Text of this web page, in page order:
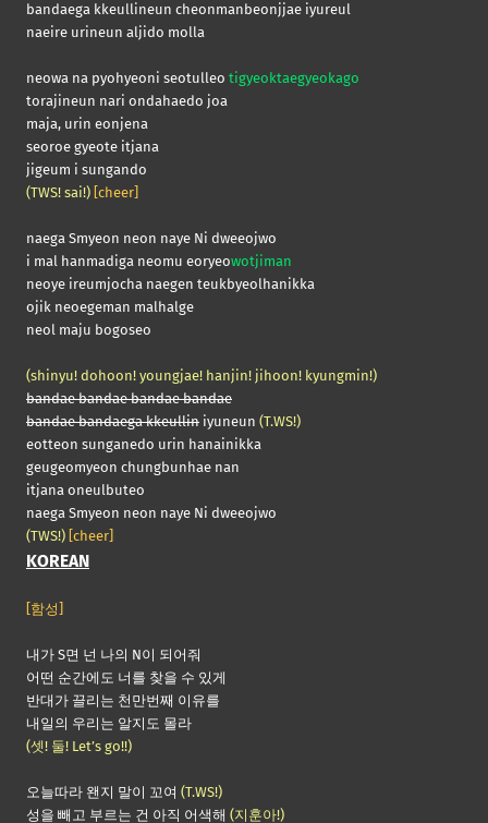
bandaega kkeullineun cheonmanbeonjjae iyureul
naeire urineun aljido molla
neowa na pyohyeoni seotulleo tigyeoktaegyeokago
torajineun nari ondahaedo joa
maja, urin eonjena
seoroe gyeote itjana
jigeum i sungando
(TWS! sai!) [cheer]
naega Smyeon neon naye Ni dweeojwo
i mal hanmadiga neomu eoryeowotjiman
neoye ireumjocha naegen teukbyeolhanikka
ojik neoegeman malhalge
neol maju bogoseo
(shinyu! dohoon! youngjae! hanjin! jihoon! kyungmin!)
bandae bandae bandae bandae
bandae bandaega kkeullin iyuneun (T.WS!)
eotteon sunganedo urin hanainikka
geugeomyeon chungbunhae nan
itjana oneulbuteo
naega Smyeon neon naye Ni dweeojwo
(TWS!) [cheer]
KOREAN
[함성]
내가 S면 넌 나의 N이 되어줘
어떤 순간에도 너를 찾을 수 있게
반대가 끌리는 천만번째 이유를
내일의 우리는 알지도 몰라
(셋! 둘! Let’s go!!)
오늘따라 왠지 말이 꼬여 (T.WS!)
성을 빼고 부르는 건 아직 어색해 (지훈아!)